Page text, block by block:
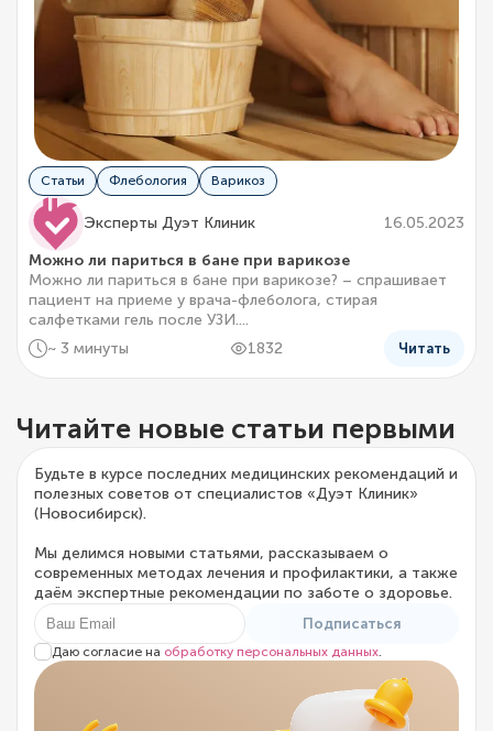
Статьи Флебология Варикоз
Эксперты Дуэт Клиник
16.05.2023
Можно ли париться в бане при варикозе
Можно ли париться в бане при варикозе? – спрашивает
пациент на приеме у врача-флеболога, стирая
салфетками гель после УЗИ....
~ 3 минуты
1832 Читать
Читайте новые статьи первыми
Будьте в курсе последних медицинских рекомендаций и
полезных советов от специалистов «Дуэт Клиник»
(Новосибирск).
Мы делимся новыми статьями, рассказываем о
современных методах лечения и профилактики, а также
даём экспертные рекомендации по заботе о здоровье.
Подписаться
Даю согласие на обработку персональных данных.